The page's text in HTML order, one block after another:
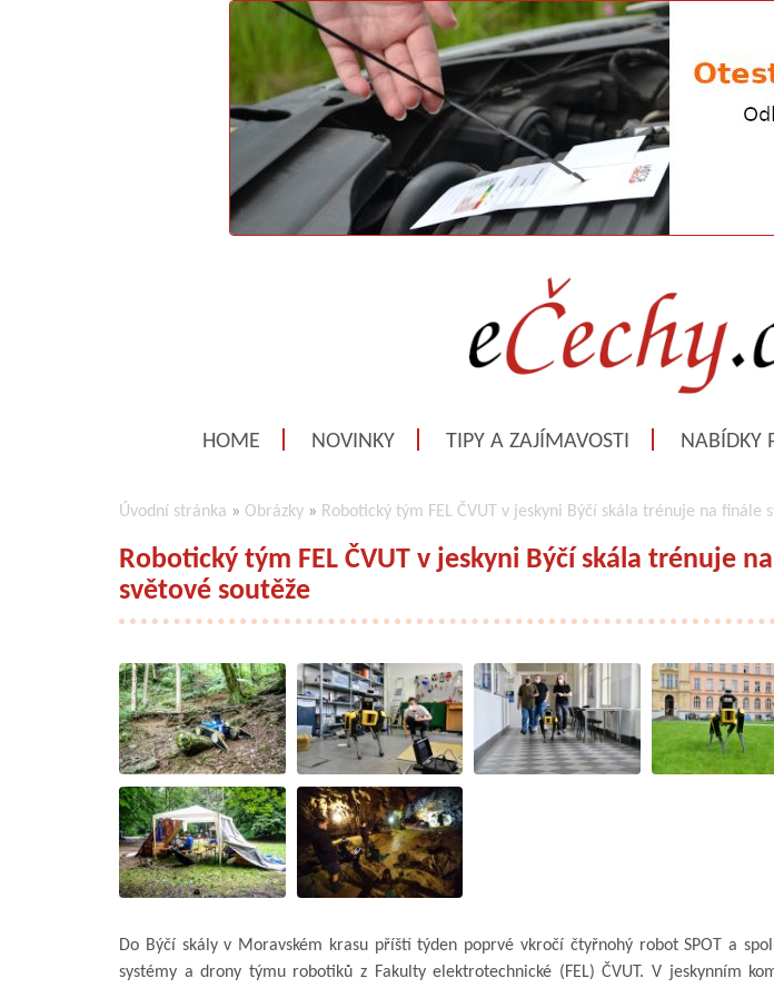
HOME NOVINKY TIPY A ZAJÍMAVOSTI NABÍDKY
Úvodní stránka » Obrázky » Robotický tým FEL ČVUT v jeskyni Býčí skála trénuje na finále
Robotický tým FEL ČVUT v jeskyni Býčí skála trénuje
světové soutěže
Do Býčí skály v Moravském krasu příští týden poprvé vkročí čtyřnohý robot SPOT a
systémy a drony týmu robotiků z Fakulty elektrotechnické (FEL) ČVUT. V jeskynním